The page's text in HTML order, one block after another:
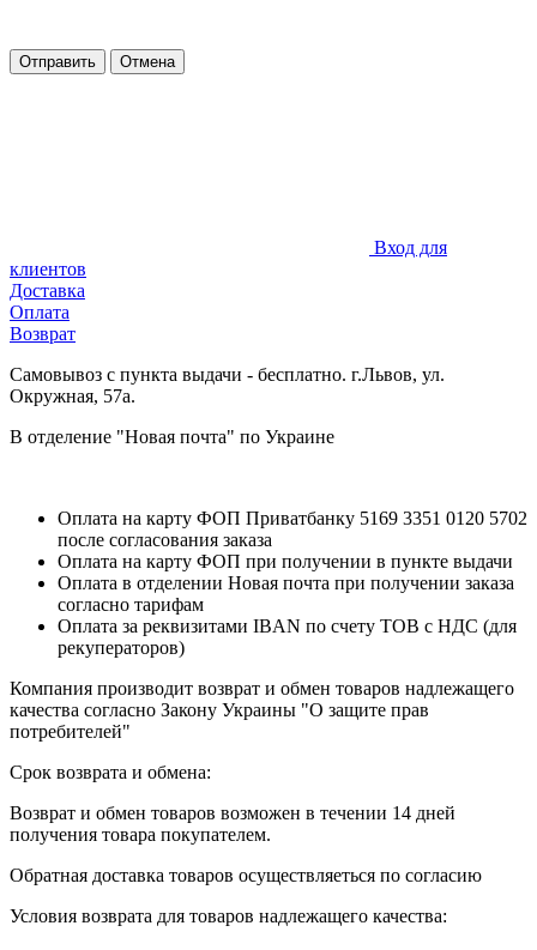
Отправить Отмена
Вход для
клиентов
Доставка
Оплата
Возврат
Самовывоз с пункта выдачи - бесплатно. г.Львов, ул.
Окружная, 57а.
В отделение "Новая почта" по Украине
Оплата на карту ФОП Приватбанку 5169 3351 0120 5702
после согласования заказа
Оплата на карту ФОП при получении в пункте выдачи
Оплата в отделении Новая почта при получении заказа
согласно тарифам
Оплата за реквизитами IBAN по счету ТОВ с НДС (для
рекуператоров)
Компания производит возврат и обмен товаров надлежащего
качества согласно Закону Украины "О защите прав
потребителей"
Срок возврата и обмена:
Возврат и обмен товаров возможен в течении 14 дней
получения товара покупателем.
Обратная доставка товаров осуществляеться по согласию
Условия возврата для товаров надлежащего качества: